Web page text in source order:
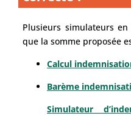
Plusieurs simulateurs
que la somme proposée
Calcul
Barème
Simulateur